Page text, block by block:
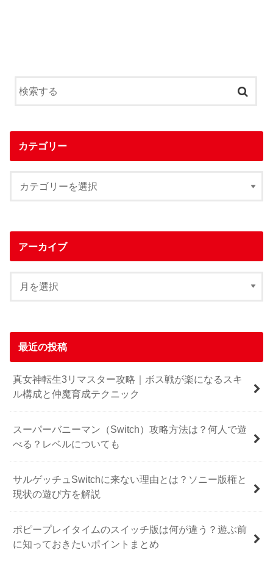
カテゴリー
アーカイブ
最近の投稿
真女神転生3リマスター攻略｜ボス戦が楽になるスキ
ル構成と仲魔育成テクニック
スーパーバニーマン（Switch）攻略方法は？何人で遊
べる？レベルについても
サルゲッチュSwitchに来ない理由とは？ソニー版権と
現状の遊び方を解説
ポピープレイタイムのスイッチ版は何が違う？遊ぶ前
に知っておきたいポイントまとめ